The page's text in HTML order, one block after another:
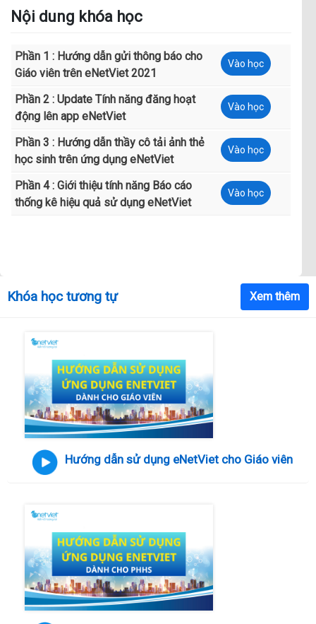
Nội dung khóa học
Phần 1 : Hướng dẫn gửi thông báo cho
Giáo viên trên eNetViet 2021
Vào học
Phần 2 : Update Tính năng đăng hoạt
động lên app eNetViet
Vào học
Phần 3 : Hướng dẫn thầy cô tải ảnh thẻ
học sinh trên ứng dụng eNetViet
Vào học
Phần 4 : Giới thiệu tính năng Báo cáo
thống kê hiệu quả sử dụng eNetViet
Vào học
Khóa học tương tự Xem thêm
Hướng dẫn sử dụng eNetViet cho Giáo viên